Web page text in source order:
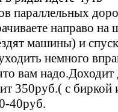
параллельных
направо
машины) и
немного
вам
350руб.( с биркой
40руб.